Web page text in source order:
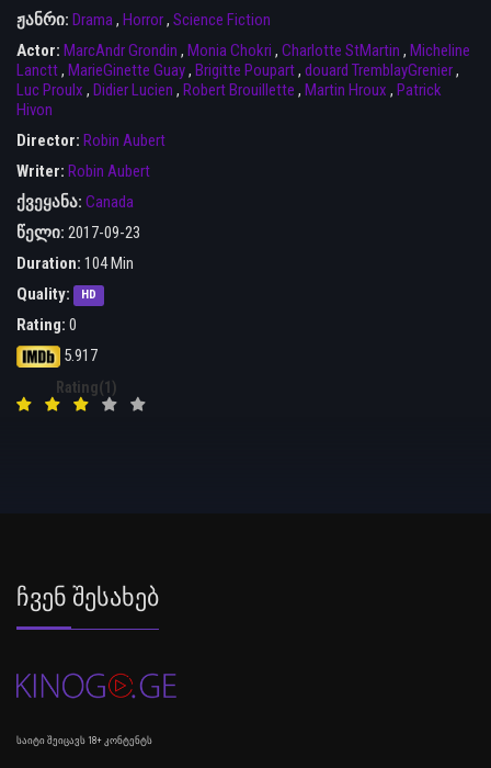
ჟანრი: Drama, Horror, Science Fiction
Actor: MarcAndr Grondin , Monia Chokri , Charlotte StMartin , Micheline
Lanctt, MarieGinette Guay, Brigitte Poupart, douard TremblayGrenier,
Luc Proulx , Didier Lucien , Robert Brouillette , Martin Hroux , Patrick
Hivon
Director: Robin Aubert
Writer: Robin Aubert
ქვეყანა: Canada
წელი: 2017-09-23
Duration: 104 Min
Quality:
HD
Rating: 0
5.917
Rating(1)
Ჩვენ Შესახებ
საიტი შეიცავს 18+ კონტენტს